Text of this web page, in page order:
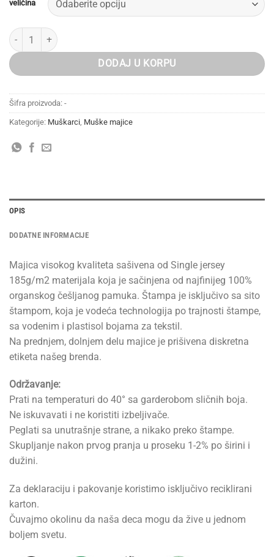
veličina
Next Generation - bela količina
DODAJ U KORPU
Šifra proizvoda: -
Kategorije: Muškarci, Muške majice
OPIS
DODATNE INFORMACIJE
Majica visokog kvaliteta sašivena od Single jersey
185g/m2 materijala koja je sačinjena od najfinijeg 100%
organskog češljanog pamuka. Štampa je isključivo sa sito
štampom, koja je vodeća technologija po trajnosti štampe,
sa vodenim i plastisol bojama za tekstil.
Na prednjem, dolnjem delu majice je prišivena diskretna
etiketa našeg brenda.
Održavanje:
Prati na temperaturi do 40° sa garderobom sličnih boja.
Ne iskuvavati i ne koristiti izbeljivače.
Peglati sa unutrašnje strane, a nikako preko štampe.
Skupljanje nakon prvog pranja u proseku 1-2% po širini i
dužini.
Za deklaraciju i pakovanje koristimo isključivo reciklirani
karton.
Čuvajmo okolinu da naša deca mogu da žive u jednom
boljem svetu.